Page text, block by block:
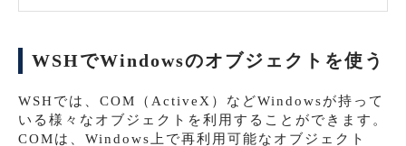
WSHでWindowsのオブジェクトを使う
WSHでは、COM（ActiveX）などWindowsが持って
いる様々なオブジェクトを利用することができます。
COMは、Windows上で再利用可能なオブジェクト